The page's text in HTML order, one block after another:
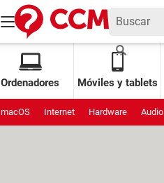
Ordenadores Móviles y tablets
macOS Internet Hardware Audio